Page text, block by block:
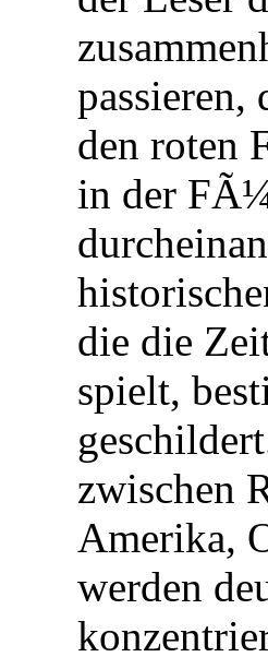
passieren,
den roten
in der
die die
spielt,
zwischen
Amerika,
werden